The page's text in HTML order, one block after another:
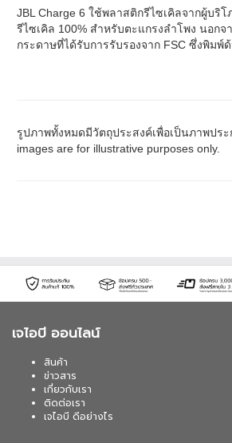
JBL Charge 6 ใช้พลาสติกรีไซเคิลจากผู้บริโ
รีไซเคิล 100% สำหรับตะแกรงลำโพง นอกจ
กระดาษที่ได้รับการรับรองจาก FSC ซึ่งพิมพ์
รูปภาพทั้งหมดมีวัตถุประสงค์เพื่อเป็นภาพปร
images are for illustrative purposes only.
เจไอบี ออนไลน์
สินค้า
ข่าวสาร
เกี่ยวกับเรา
ติดต่อเรา
เจไอบี ดีอย่างไร